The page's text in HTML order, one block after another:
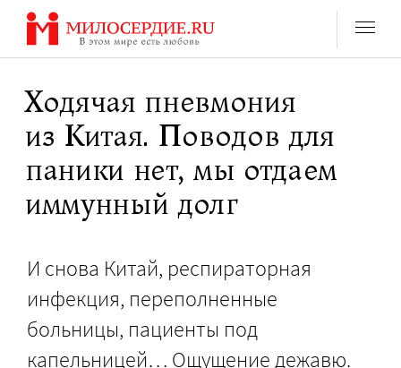
Перейти
содержанию
Ходячая пневмония
из Китая. Поводов для
паники нет, мы отдаем
иммунный долг
И снова Китай, респираторная
инфекция, переполненные
больницы, пациенты под
капельницей… Ощущение дежавю.